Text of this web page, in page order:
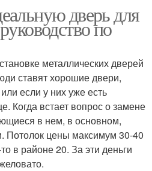
дверь для
по
металлических дверей
ставят хорошие двери,
если у них уже есть
Когда встает вопрос о замене
в нем, в основном,
Потолок цены максимум 30-40
в районе 20. За эти деньги